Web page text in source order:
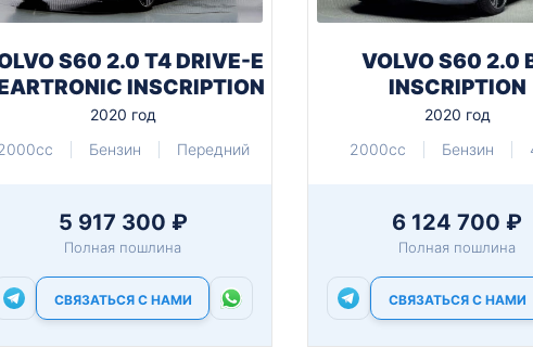
S60 2.0 T4 DRIVE-E
INSCRIPTION
2020 год
Бензин Передний
5 917 300 ₽
Полная пошлина
СВЯЗАТЬСЯ С НАМИ
VOLVO S60 2.0
INSCRIPTION
2020 год
2000cc
Бензин
6 124 700 ₽
Полная пошлина
СВЯЗАТЬСЯ С НАМИ